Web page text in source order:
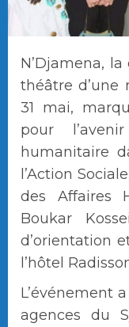
N’Djamena,
théâtre d’une
31 mai,
pour
humanitaire
l’Action
des Affaires
Boukar
d’orientation
l’hôtel
L’événement
agences du